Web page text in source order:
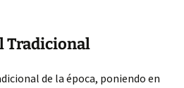
Tradicional
de la época, poniendo en